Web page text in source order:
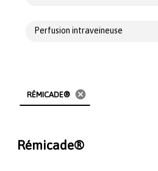
Perfusion intraveineuse
RÉMICADE® cancel
Rémicade®